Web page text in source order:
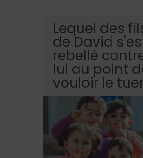
Lequel des
de David
rebellé
lui au point
vouloir le